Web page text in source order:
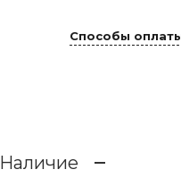
Способы
Наличие